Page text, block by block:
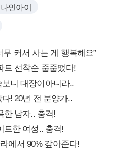
나인아이
무 커서 사는 게 행복해요”
트 선착순 줍줍떴다!
니 대장이아니라..
! 20년 전 분양가..
한 남자.. 충격!
트한 여성.. 충격!
에서 90% 갚아준다!